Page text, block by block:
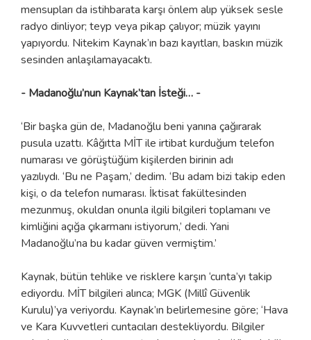
mensupları da istihbarata karşı önlem alıp yüksek sesle
radyo dinliyor; teyp veya pikap çalıyor; müzik yayını
yapıyordu. Nitekim Kaynak’ın bazı kayıtları, baskın müzik
sesinden anlaşılamayacaktı.
- Madanoğlu’nun Kaynak’tan İsteği… -
‘Bir başka gün de, Madanoğlu beni yanına çağırarak
pusula uzattı. Kâğıtta MİT ile irtibat kurduğum telefon
numarası ve görüştüğüm kişilerden birinin adı
yazılıydı. ‘Bu ne Paşam,’ dedim. ‘Bu adam bizi takip eden
kişi, o da telefon numarası. İktisat fakültesinden
mezunmuş, okuldan onunla ilgili bilgileri toplamanı ve
kimliğini açığa çıkarmanı istiyorum,’ dedi. Yani
Madanoğlu’na bu kadar güven vermiştim.’
Kaynak, bütün tehlike ve risklere karşın ‘cunta’yı takip
ediyordu. MİT bilgileri alınca; MGK (Millî Güvenlik
Kurulu)’ya veriyordu. Kaynak’ın belirlemesine göre; ‘Hava
ve Kara Kuvvetleri cuntacıları destekliyordu. Bilgiler